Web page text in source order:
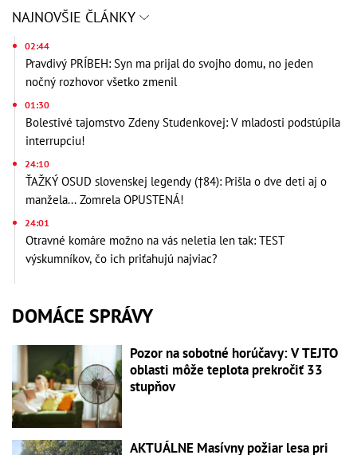
NAJNOVŠIE ČLÁNKY
02:44
Pravdivý PRÍBEH: Syn ma prijal do svojho domu, no jeden
nočný rozhovor všetko zmenil
01:30
Bolestivé tajomstvo Zdeny Studenkovej: V mladosti podstúpila
interrupciu!
24:10
ŤAŽKÝ OSUD slovenskej legendy (†84): Prišla o dve deti aj o
manžela... Zomrela OPUSTENÁ!
24:01
Otravné komáre možno na vás neletia len tak: TEST
výskumníkov, čo ich priťahujú najviac?
DOMÁCE SPRÁVY
Pozor na sobotné horúčavy: V TEJTO
oblasti môže teplota prekročiť 33
stupňov
AKTUÁLNE Masívny požiar lesa pri